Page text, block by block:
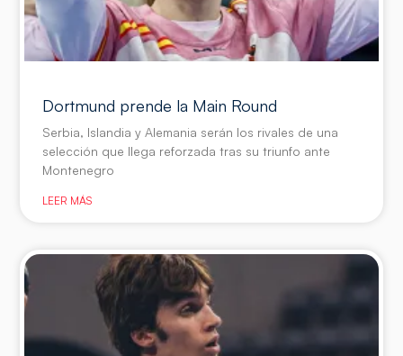
Dortmund prende la Main Round
Serbia, Islandia y Alemania serán los rivales de una
selección que llega reforzada tras su triunfo ante
Montenegro
LEER MÁS